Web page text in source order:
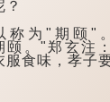
为"期颐"
颐。"郑玄注
服食味，孝子